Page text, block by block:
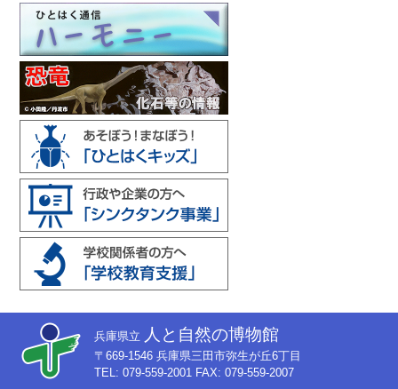
兵庫県立 人と自然の博物館
〒669-1546 兵庫県三田市弥生が丘6丁目
TEL: 079-559-2001 FAX: 079-559-2007